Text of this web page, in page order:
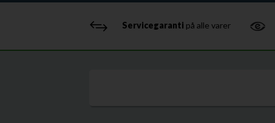
Servicegaranti på alle varer